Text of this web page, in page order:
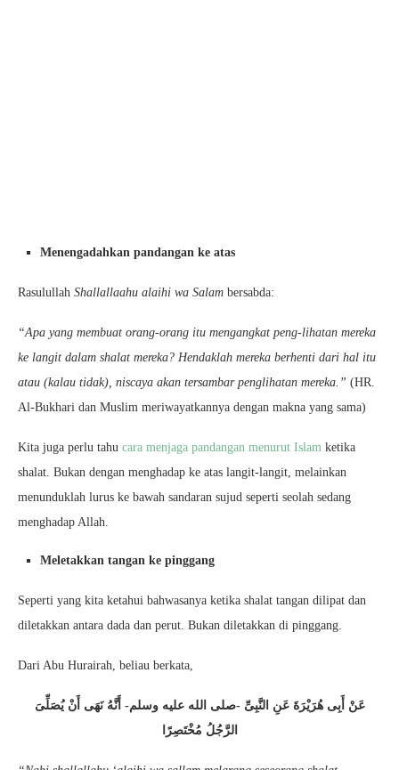
Menengadahkan pandangan ke atas
Rasulullah Shallallaahu alaihi wa Salam bersabda:
“Apa yang membuat orang-orang itu mengangkat peng-lihatan mereka
ke langit dalam shalat mereka? Hendaklah mereka berhenti dari hal itu
atau (kalau tidak), niscaya akan tersambar penglihatan mereka.” (HR.
Al-Bukhari dan Muslim meriwayatkannya dengan makna yang sama)
Kita juga perlu tahu cara menjaga pandangan menurut Islam ketika
shalat. Bukan dengan menghadap ke atas langit-langit, melainkan
menunduklah lurus ke bawah sandaran sujud seperti seolah sedang
menghadap Allah.
Meletakkan tangan ke pinggang
Seperti yang kita ketahui bahwasanya ketika shalat tangan dilipat dan
diletakkan antara dada dan perut. Bukan diletakkan di pinggang.
Dari Abu Hurairah, beliau berkata,
عَنْ أَبِى هُرَيْرَةَ عَنِ النَّبِىِّ -صلى الله عليه وسلم- أَنَّهُ نَهَى أَنْ يُصَلِّىَ
الرَّجُلُ مُخْتَصِرًا